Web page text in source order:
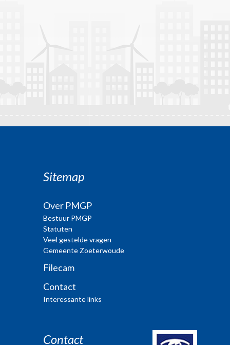
Sitemap
Over PMGP
Bestuur PMGP
Statuten
Veel gestelde vragen
Gemeente Zoeterwoude
Filecam
Contact
Interessante links
Contact